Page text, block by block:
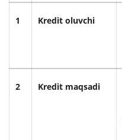
1 Kredit oluvchi
2 Kredit maqsadi